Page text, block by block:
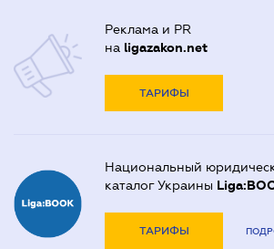
Реклама и PR
на ligazakon.net
ТАРИФЫ
Национальный
каталог Украины
ТАРИФЫ